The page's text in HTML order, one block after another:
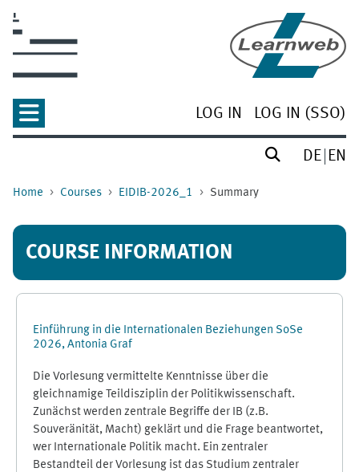
LOG IN LOG IN (SSO)
DE EN
Home Courses EIDIB-2026_1 Summary
COURSE INFORMATION
Einführung in die Internationalen Beziehungen SoSe
2026, Antonia Graf
Die Vorlesung vermittelte Kenntnisse über die
gleichnamige Teildisziplin der Politikwissenschaft.
Zunächst werden zentrale Begriffe der IB (z.B.
Souveränität, Macht) geklärt und die Frage beantwortet,
wer Internationale Politik macht. Ein zentraler
Bestandteil der Vorlesung ist das Studium zentraler